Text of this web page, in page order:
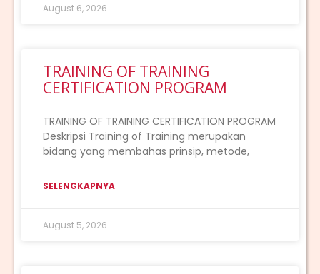
August 6, 2026
TRAINING OF TRAINING
CERTIFICATION PROGRAM
TRAINING OF TRAINING CERTIFICATION PROGRAM
Deskripsi Training of Training merupakan
bidang yang membahas prinsip, metode,
SELENGKAPNYA
August 5, 2026